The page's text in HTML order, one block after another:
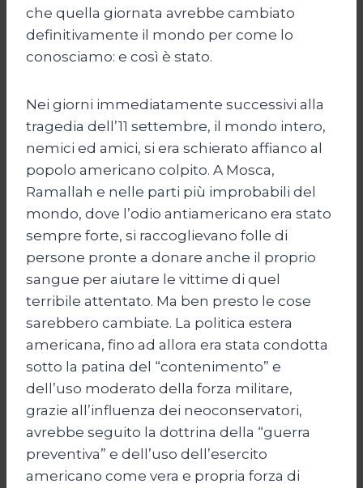
che quella giornata avrebbe cambiato
definitivamente il mondo per come lo
conosciamo: e così è stato.
Nei giorni immediatamente successivi alla
tragedia dell’11 settembre, il mondo intero,
nemici ed amici, si era schierato affianco al
popolo americano colpito. A Mosca,
Ramallah e nelle parti più improbabili del
mondo, dove l’odio antiamericano era stato
sempre forte, si raccoglievano folle di
persone pronte a donare anche il proprio
sangue per aiutare le vittime di quel
terribile attentato. Ma ben presto le cose
sarebbero cambiate. La politica estera
americana, fino ad allora era stata condotta
sotto la patina del “contenimento” e
dell’uso moderato della forza militare,
grazie all’influenza dei neoconservatori,
avrebbe seguito la dottrina della “guerra
preventiva” e dell’uso dell’esercito
americano come vera e propria forza di